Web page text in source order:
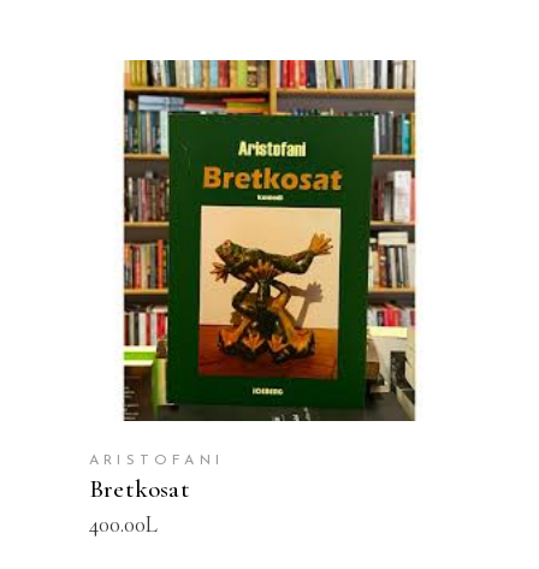
SHTOJE NË SHPORTË
ARISTOFANI
Bretkosat
400.00L